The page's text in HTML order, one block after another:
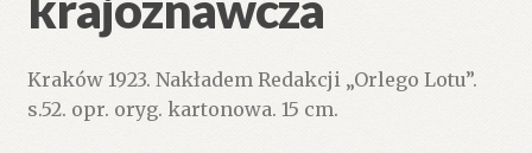
Kraków 1923. Nakładem Redakcji „Orlego Lotu”.
s.52. opr. oryg. kartonowa. 15 cm.